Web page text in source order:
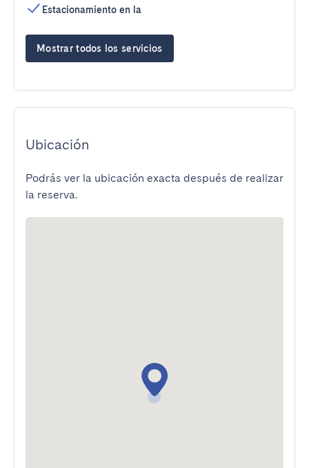
Estacionamiento en la
Mostrar todos los servicios
Ubicación
Podrás ver la ubicación exacta después de realizar
la reserva.